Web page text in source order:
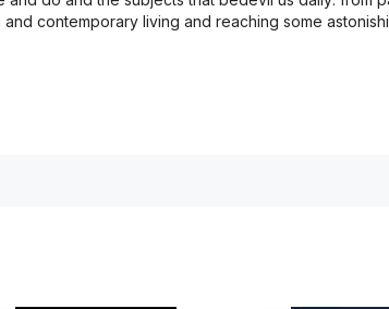
contemporary living and reaching some